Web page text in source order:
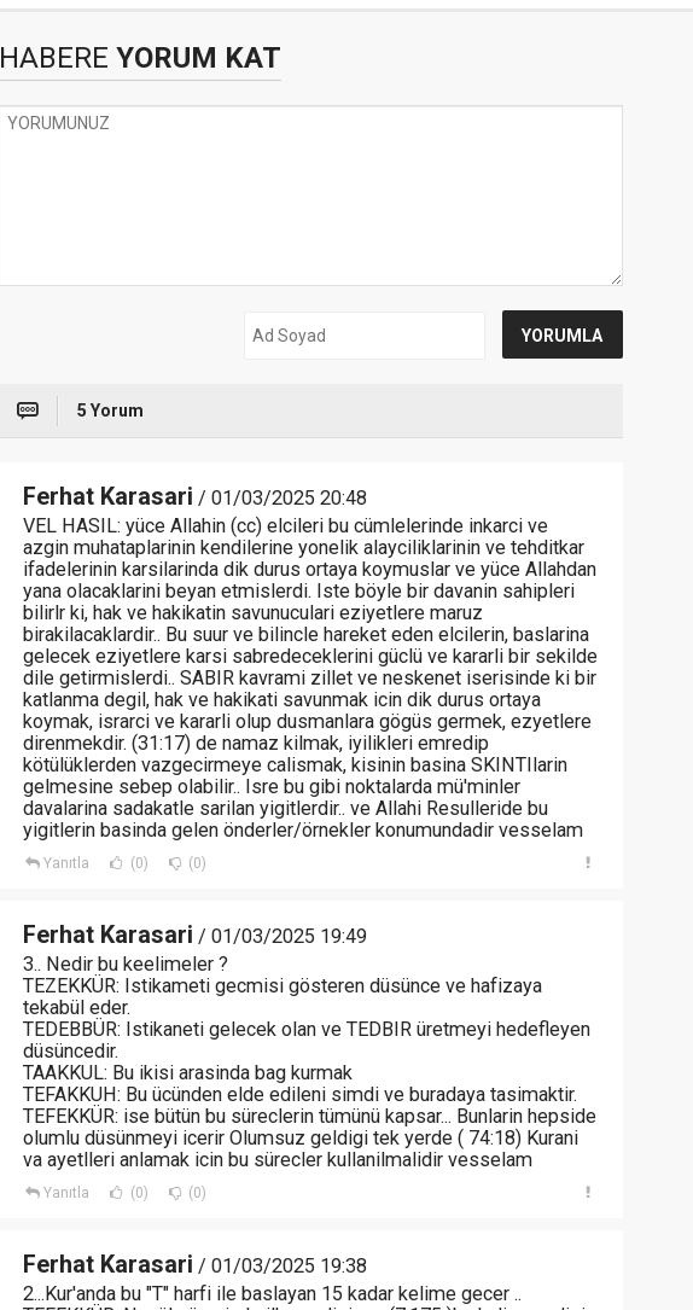
HABERE YORUM KAT
5 Yorum
Ferhat Karasari / 01/03/2025 20:48
VEL HASIL: yüce Allahin (cc) elcileri bu cümlelerinde inkarci ve
azgin muhataplarinin kendilerine yonelik alayciliklarinin ve tehditkar
ifadelerinin karsilarinda dik durus ortaya koymuslar ve yüce Allahdan
yana olacaklarini beyan etmislerdi. Iste böyle bir davanin sahipleri
bilirlr ki, hak ve hakikatin savunuculari eziyetlere maruz
birakilacaklardir.. Bu suur ve bilincle hareket eden elcilerin, baslarina
gelecek eziyetlere karsi sabredeceklerini güclü ve kararli bir sekilde
dile getirmislerdi.. SABIR kavrami zillet ve neskenet iserisinde ki bir
katlanma degil, hak ve hakikati savunmak icin dik durus ortaya
koymak, israrci ve kararli olup dusmanlara gögüs germek, ezyetlere
direnmekdir. (31:17) de namaz kilmak, iyilikleri emredip
kötülüklerden vazgecirmeye calismak, kisinin basina SKINTIlarin
gelmesine sebep olabilir.. Isre bu gibi noktalarda mü'minler
davalarina sadakatle sarilan yigitlerdir.. ve Allahi Resulleride bu
yigitlerin basinda gelen önderler/örnekler konumundadir vesselam
Yanıtla (0) (0)
Ferhat Karasari / 01/03/2025 19:49
3.. Nedir bu keelimeler ?
TEZEKKÜR: Istikameti gecmisi gösteren düsünce ve hafizaya
tekabül eder.
TEDEBBÜR: Istikaneti gelecek olan ve TEDBIR üretmeyi hedefleyen
düsüncedir.
TAAKKUL: Bu ikisi arasinda bag kurmak
TEFAKKUH: Bu ücünden elde edileni simdi ve buradaya tasimaktir.
TEFEKKÜR: ise bütün bu süreclerin tümünü kapsar... Bunlarin hepside
olumlu düsünmeyi icerir Olumsuz geldigi tek yerde ( 74:18) Kurani
va ayetlleri anlamak icin bu sürecler kullanilmalidir vesselam
Yanıtla (0) (0)
Ferhat Karasari / 01/03/2025 19:38
2...Kur'anda bu "T" harfi ile baslayan 15 kadar kelime gecer ..